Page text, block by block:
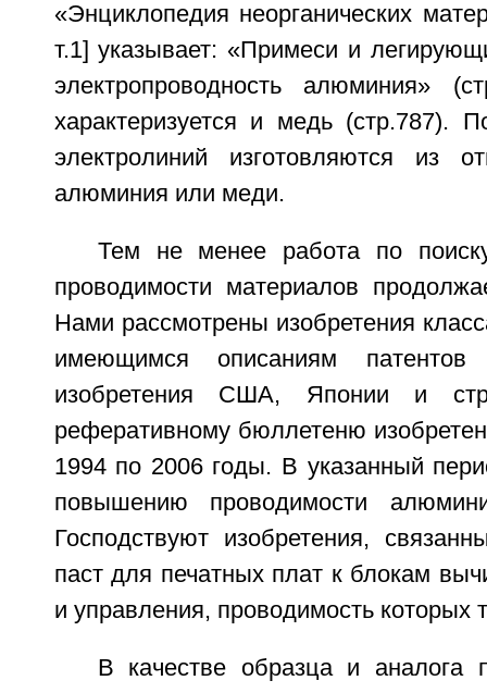
«Энциклопедия неорганических
т.1] указывает: «Примеси и
электропроводность алюминия»
характеризуется и медь (стр.787).
электролиний изготовляются из
алюминия или меди.
Тем не менее работа по
проводимости материалов
Нами рассмотрены изобретения
имеющимся описаниям
изобретения США, Японии и
реферативному бюллетеню
1994 по 2006 годы. В указанный
повышению проводимости
Господствуют изобретения,
паст для печатных плат к блокам
и управления, проводимость которых
В качестве образца и аналога